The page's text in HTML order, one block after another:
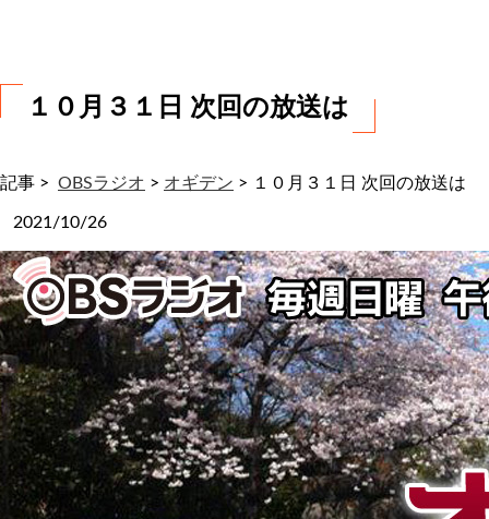
１０月３１日 次回の放送は
記事 > OBSラジオ > オギデン > １０月３１日 次回の放送は
2021/10/26